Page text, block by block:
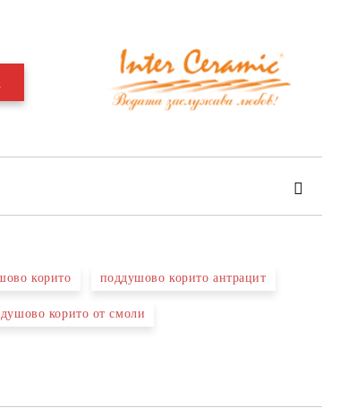
данни
корито поддушово корито антрацит
корито от смоли